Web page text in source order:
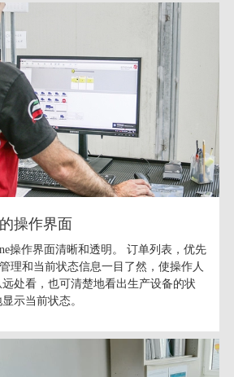
操作界面
操作界面清晰和透明。 订单列表，优先
理和当前状态信息一目了然，使操作人
处看，也可清楚地看出生产设备的状
示当前状态。